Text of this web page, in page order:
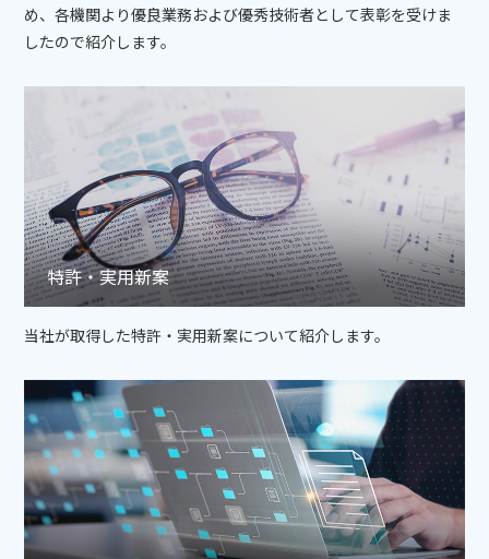
め、各機関より優良業務および優秀技術者として表彰を受けま
したので紹介します。
特許・実用新案
当社が取得した特許・実用新案について紹介します。